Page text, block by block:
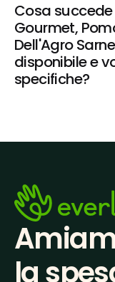
Cosa succede
Gourmet,
Dell'Agro
disponibile e
specifiche?
la